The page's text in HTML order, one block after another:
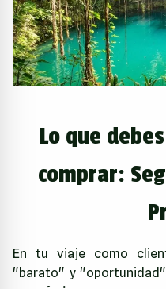
Lo que
comprar:
En tu viaje como
"barato" y